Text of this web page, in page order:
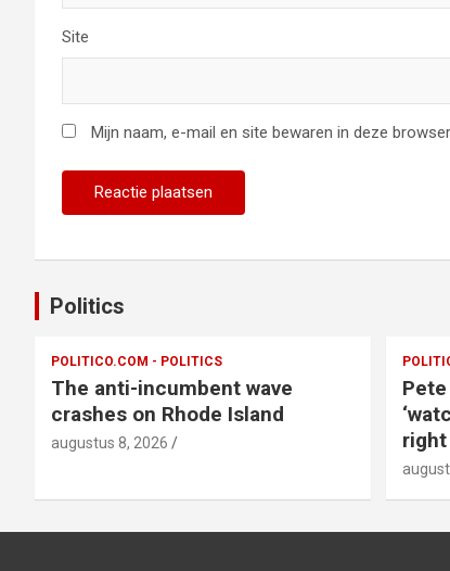
Site
Mijn naam, e-mail en site bewaren in deze
Politics
POLITICO.COM - POLITICS
The anti-incumbent wave
crashes on Rhode Island
augustus 8, 2026
right